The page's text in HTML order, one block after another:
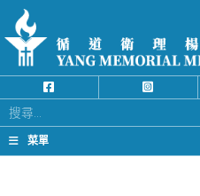
搜
尋
關
菜單